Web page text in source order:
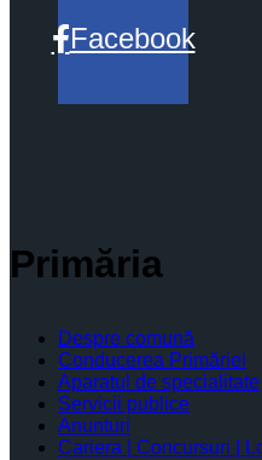
Facebook
Primăria
Despre comună
Conducerea Primăriei
Aparatul de specialitate
Servicii publice
Anunturi
Cariera | Concursuri |